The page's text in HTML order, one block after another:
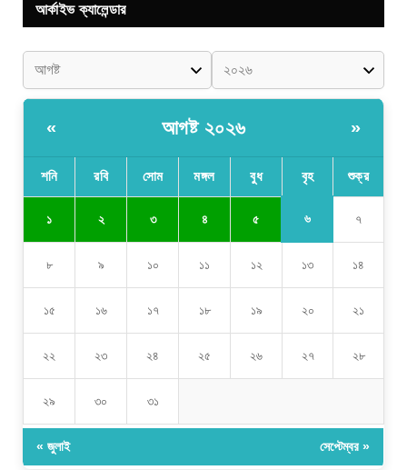
আর্কাইভ ক্যালেন্ডার
« আগষ্ট ২০২৬ »
শনি রবি সোম মঙ্গল বুধ বৃহ শুক্র
১ ২ ৩ ৪ ৫ ৬ ৭
৮ ৯ ১০ ১১ ১২ ১৩ ১৪
১৫ ১৬ ১৭ ১৮ ১৯ ২০ ২১
২২ ২৩ ২৪ ২৫ ২৬ ২৭ ২৮
২৯ ৩০ ৩১
« জুলাই সেপ্টেম্বর »